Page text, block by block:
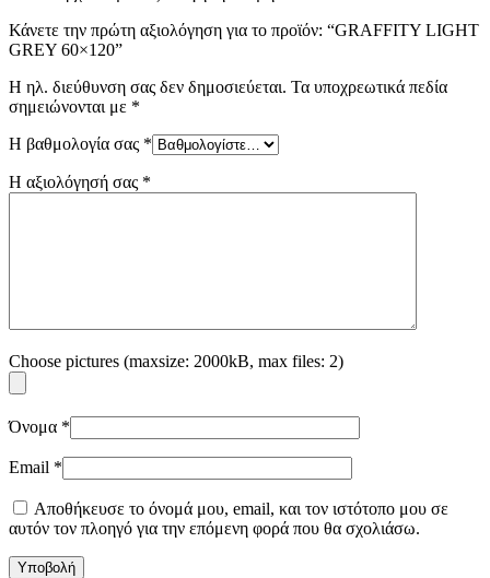
Κάνετε την πρώτη αξιολόγηση για το προϊόν: “GRAFFITY LIGHT
GREY 60×120”
Η ηλ. διεύθυνση σας δεν δημοσιεύεται. Τα υποχρεωτικά πεδία
σημειώνονται με *
Η βαθμολογία σας *
Η αξιολόγησή σας *
Choose pictures (maxsize: 2000kB, max files: 2)
Όνομα *
Email *
Αποθήκευσε το όνομά μου, email, και τον ιστότοπο μου σε
αυτόν τον πλοηγό για την επόμενη φορά που θα σχολιάσω.